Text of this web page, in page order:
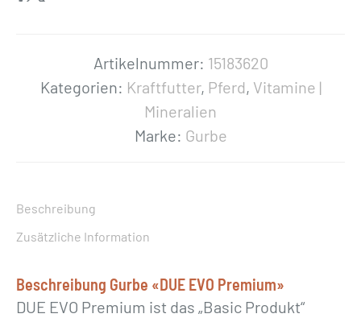
r
i
u
Artikelnummer: 15183620
Kategorien: Kraftfutter, Pferd, Vitamine |
Mineralien
Marke: Gurbe
Beschreibung
Zusätzliche Information
Beschreibung Gurbe «DUE EVO Premium»
DUE EVO Premium ist das „Basic Produkt“